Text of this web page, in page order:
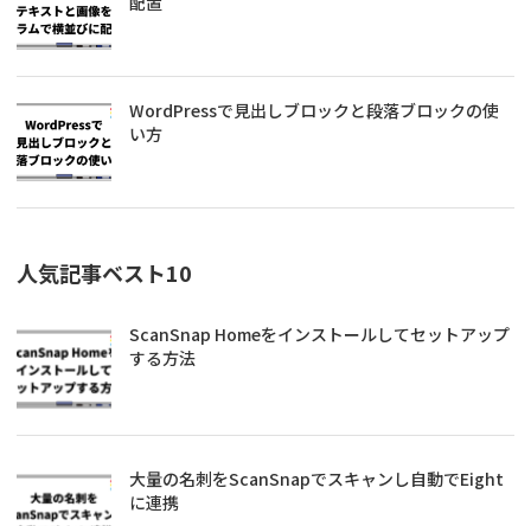
WordPressで見出しブロックと段落ブロックの使
い方
人気記事ベスト10
ScanSnap Homeをインストールしてセットアップ
する方法
大量の名刺をScanSnapでスキャンし自動でEight
に連携